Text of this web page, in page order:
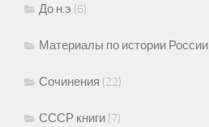
До н.э (6)
Материалы по истории России
Сочинения (22)
СССР книги (7)